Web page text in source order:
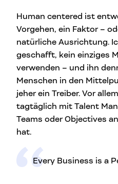
Human centered ist
Vorgehen, ein Faktor –
natürliche Ausrichtung.
geschafft, kein einziges
verwenden – und ihn
Menschen in den
jeher ein Treiber. Vor
tagtäglich mit Talent
Teams oder Objectives
hat.
Every Business is a